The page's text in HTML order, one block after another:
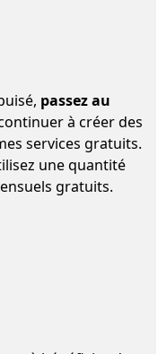
passez au
à créer des
services gratuits.
une quantité
gratuits.